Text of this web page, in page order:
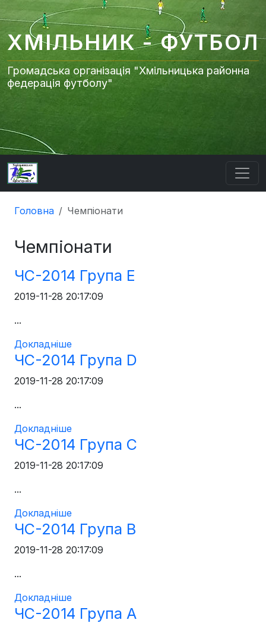
ХМІЛЬНИК - ФУТБОЛ
Громадська організація "Хмільницька районна
федерація футболу"
Головна Чемпіонати
Чемпіонати
ЧС-2014 Група E
2019-11-28 20:17:09
...
Докладніше
ЧС-2014 Група D
2019-11-28 20:17:09
...
Докладніше
ЧС-2014 Група С
2019-11-28 20:17:09
...
Докладніше
ЧС-2014 Група В
2019-11-28 20:17:09
...
Докладніше
ЧС-2014 Група А